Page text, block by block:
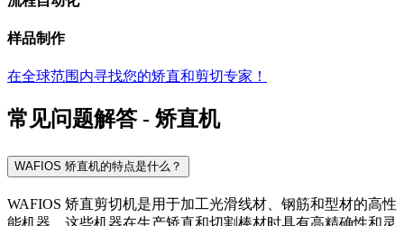
样品制作
在全球范围内寻找您的矫直和剪切专家！
常见问题解答 - 矫直机
WAFIOS 矫直机的特点是什么？
WAFIOS 矫直剪切机是用于加工光滑线材、钢筋和型材的高性
能机器。这些机器在生产矫直和切割棒材时具有高精确性和灵